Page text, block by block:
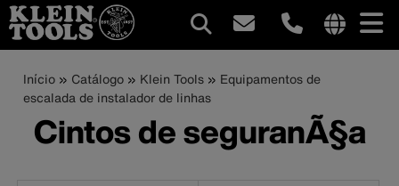
Pular
para
conteúdo
Navegação
principal
Trilha
de
navegação
Início Catálogo Klein Tools
Equipamentos de
escalada de instalador de linhas
Cintos de seguranÃ§a